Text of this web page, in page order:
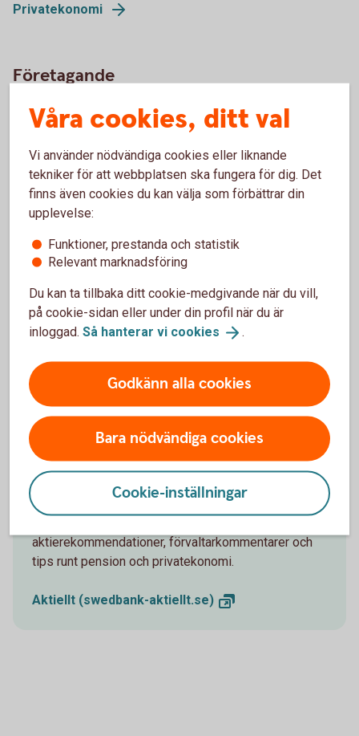
Privatekonomi
Företagande
Vi analyserar hur omvärlden på olika sätt påverkar företag
och företagare. Vi redovisar undersökningar, bland annat
Företagande
Swedbank TV
händelser på börsen, makroanalys och i
omvärldsbevakning.
TV-sändningar, SwedbankTV
Aktiellt
aktierekommendationer, förvaltarkommentarer och
tips runt pension och privatekonomi.
Aktiellt (swedbank-aktiellt.se)
Våra cookies, ditt val
Vi använder nödvändiga cookies eller liknande
tekniker för att webbplatsen ska fungera för dig. Det
finns även cookies du kan välja som förbättrar din
upplevelse:
Funktioner, prestanda och statistik
Relevant marknadsföring
Du kan ta tillbaka ditt cookie-medgivande när du vill,
på cookie-sidan eller under din profil när du är
inloggad. Så hanterar vi cookies .
Godkänn alla cookies
Bara nödvändiga cookies
Cookie-inställningar